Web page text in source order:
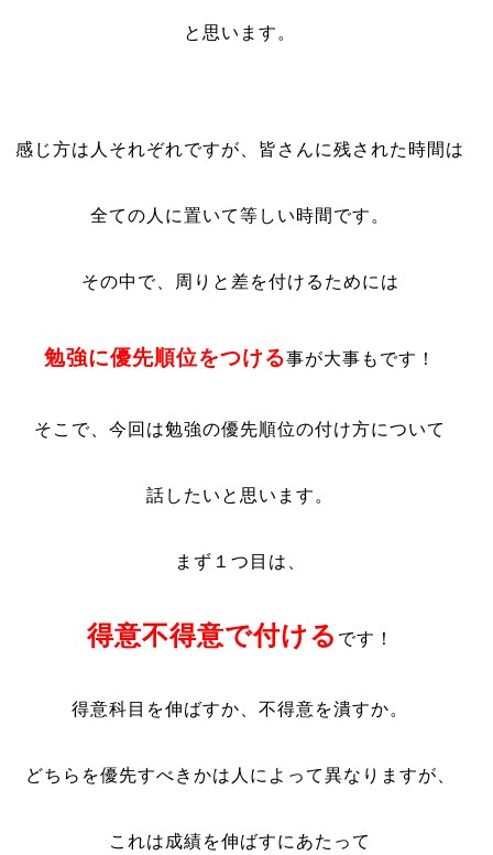
と思います。
感じ方は人それぞれですが、皆さんに残された時間は
全ての人に置いて等しい時間です。
その中で、周りと差を付けるためには
勉強に優先順位をつける事が大事もです！
そこで、今回は勉強の優先順位の付け方について
話したいと思います。
まず１つ目は、
得意不得意で付ける です！
得意科目を伸ばすか、不得意を潰すか。
どちらを優先すべきかは人によって異なりますが、
これは成績を伸ばすにあたって